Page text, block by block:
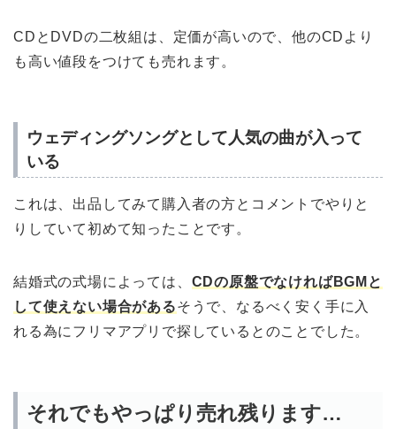
CDとDVDの二枚組は、定価が高いので、他のCDより
も高い値段をつけても売れます。
ウェディングソングとして人気の曲が入って
いる
これは、出品してみて購入者の方とコメントでやりと
りしていて初めて知ったことです。
結婚式の式場によっては、 CDの原盤でなければBGMと
して使えない場合があるそうで、なるべく安く手に入
れる為にフリマアプリで探しているとのことでした。
それでもやっぱり売れ残ります…